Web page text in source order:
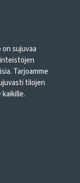
sujuvaa
Tarjoamme
tilojen